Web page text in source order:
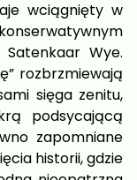
wciągnięty w
Wye.
rozbrzmiewają
sięga zenitu,
podsycającą
zapomniane
historii, gdzie